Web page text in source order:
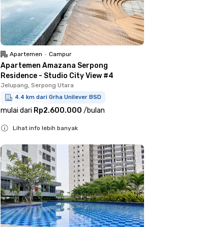
Apartemen • Campur
Apartemen Amazana Serpong
Residence - Studio City View #4
Jelupang, Serpong Utara
4.4 km dari Grha Unilever BSD
mulai dari Rp2.600.000 /bulan
Lihat info lebih banyak